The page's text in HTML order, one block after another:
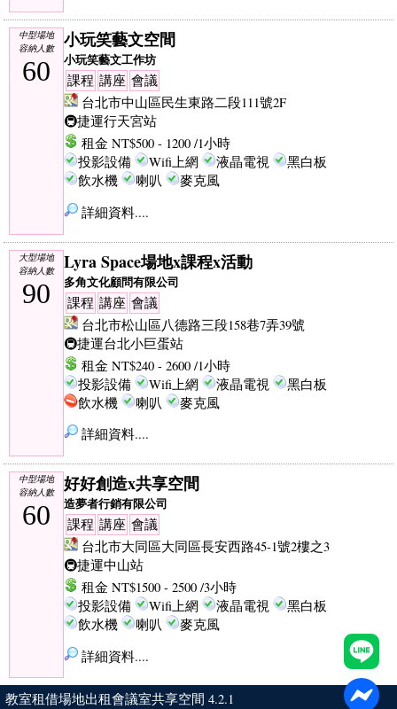
中型場地
容納人數
60
小玩笑藝文空間
小玩笑藝文工作坊
課程 講座 會議
台北市中山區民生東路二段111號2F
🚇捷運行天宮站
租金 NT$500 - 1200 /1小時
投影設備
Wifi上網 液晶電視
黑白板
飲水機
喇叭
麥克風
詳細資料....
大型場地
容納人數
90
Lyra Space場地x課程x活動
多角文化顧問有限公司
課程 講座 會議
台北市松山區八德路三段158巷7弄39號
🚇捷運台北小巨蛋站
租金 NT$240 - 2600 /1小時
投影設備
Wifi上網 液晶電視
黑白板
飲水機
喇叭
麥克風
詳細資料....
中型場地
容納人數
60
好好創造x共享空間
造夢者行銷有限公司
課程 講座 會議
台北市大同區大同區長安西路45-1號2樓之3
🚇捷運中山站
租金 NT$1500 - 2500 /3小時
投影設備
Wifi上網 液晶電視
黑白板
飲水機
喇叭
麥克風
詳細資料....
教室租借場地出租會議室共享空間 4.2.1